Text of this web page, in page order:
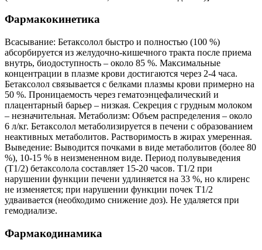
Фармакокинетика
Всасывание: Бетаксолол быстро и полностью (100 %)
абсорбируется из желудочно-кишечного тракта после приема
внутрь, биодоступность – около 85 %. Максимальные
концентрации в плазме крови достигаются через 2-4 часа.
Бетаксолол связывается с белками плазмы крови примерно на
50 %. Проницаемость через гематоэнцефалический и
плацентарный барьер – низкая. Секреция с грудным молоком
– незначительная. Метаболизм: Объем распределения – около
6 л/кг. Бетаксолол метаболизируется в печени с образованием
неактивных метаболитов. Растворимость в жирах умеренная.
Выведение: Выводится почками в виде метаболитов (более 80
%), 10-15 % в неизмененном виде. Период полувыведения
(Т1/2) бетаксолола составляет 15-20 часов. Т1/2 при
нарушении функции печени удлиняется на 33 %, но клиренс
не изменяется; при нарушении функции почек T1/2
удваивается (необходимо снижение доз). Не удаляется при
гемодиализе.
Фармакодинамика